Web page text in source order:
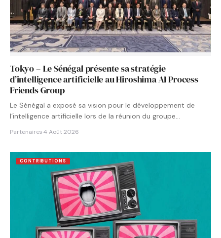
Tokyo – Le Sénégal présente sa stratégie
d’intelligence artificielle au Hiroshima AI Process
Friends Group
Le Sénégal a exposé sa vision pour le développement de
l’intelligence artificielle lors de la réunion du groupe…
Partenaires·4 Août 2026
CONTRIBUTIONS